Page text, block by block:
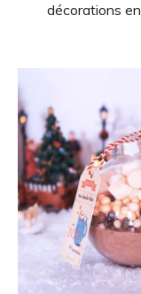
décorations